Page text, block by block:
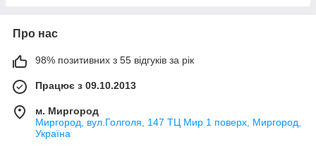
Про нас
98% позитивних з 55 відгуків за рік
Працює з 09.10.2013
м. Миргород
Миргород, вул.Голголя, 147 ТЦ Мир 1 поверх, Миргород,
Україна